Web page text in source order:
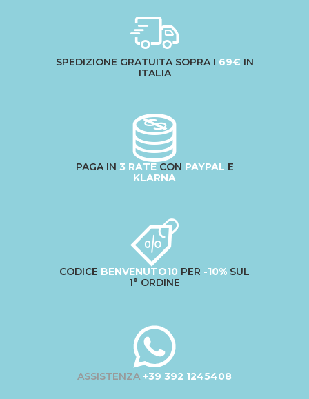
SPEDIZIONE GRATUITA SOPRA I 69€ IN
ITALIA
PAGA IN 3 RATECON PAYPAL E
KLARNA
CODICE BENVENUTO10 PER -10% SUL
1° ORDINE
ASSISTENZA +39 392 1245408